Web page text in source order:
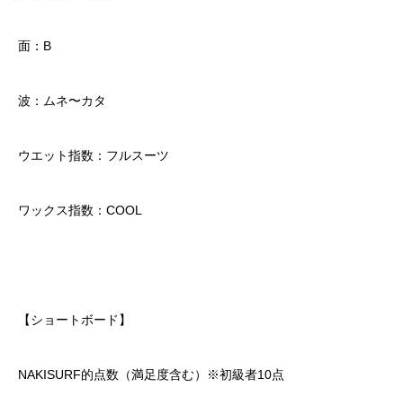
面：B
波：ムネ〜カタ
ウエット指数：フルスーツ
ワックス指数：COOL
【ショートボード】
NAKISURF的点数（満足度含む）※初級者10点